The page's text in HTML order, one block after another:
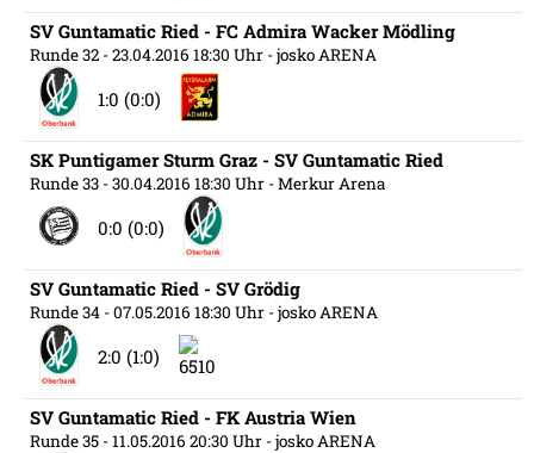
SV Guntamatic Ried - FC Admira Wacker Mödling
Runde 32 - 23.04.2016 18:30 Uhr - josko ARENA
1:0 (0:0)
SK Puntigamer Sturm Graz - SV Guntamatic Ried
Runde 33 - 30.04.2016 18:30 Uhr - Merkur Arena
0:0 (0:0)
SV Guntamatic Ried - SV Grödig
Runde 34 - 07.05.2016 18:30 Uhr - josko ARENA
2:0 (1:0)
SV Guntamatic Ried - FK Austria Wien
Runde 35 - 11.05.2016 20:30 Uhr - josko ARENA